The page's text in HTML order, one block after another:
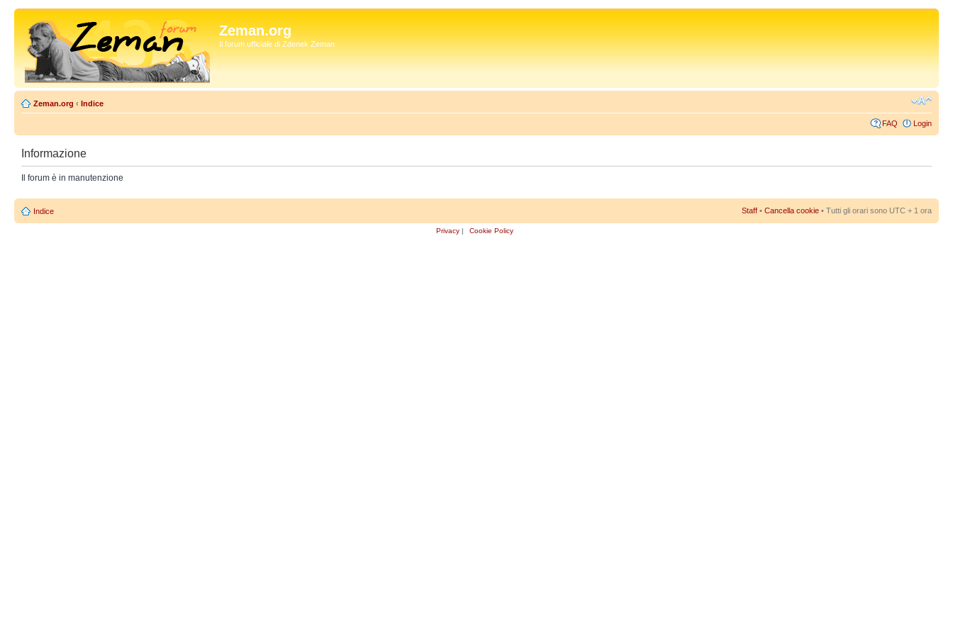
Zeman.org
Il forum ufficiale di Zdenek Zeman
Zeman.org ‹ Indice
FAQ Login
Informazione
Il forum è in manutenzione
Indice Staff • Cancella cookie • Tutti gli orari sono UTC + 1 ora
Privacy | Cookie Policy